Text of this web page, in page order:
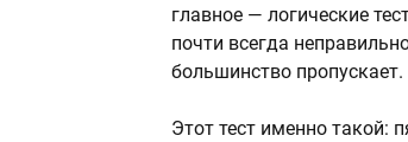
главное — логические
почти всегда
большинство пропускает.
Этот тест именно такой: